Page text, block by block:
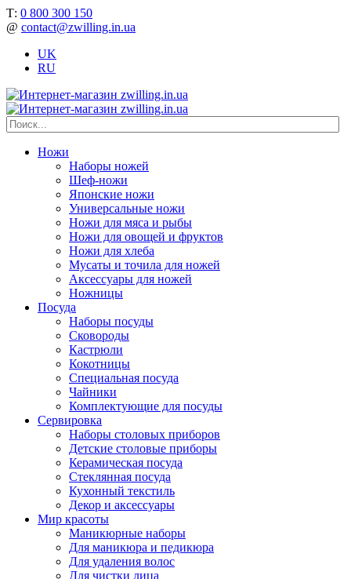
Т: 0 800 300 150
@ contact@zwilling.in.ua
UK
RU
Ножи
Наборы ножей
Шеф-ножи
Японские ножи
Универсальные ножи
Ножи для мяса и рыбы
Ножи для овощей и фруктов
Ножи для хлеба
Мусаты и точила для ножей
Аксессуары для ножей
Ножницы
Посуда
Наборы посуды
Сковороды
Кастрюли
Кокотницы
Специальная посуда
Чайники
Комплектующие для посуды
Сервировка
Наборы столовых приборов
Детские столовые приборы
Керамическая посуда
Стеклянная посуда
Кухонный текстиль
Декор и аксессуары
Мир красоты
Маникюрные наборы
Для маникюра и педикюра
Для удаления волос
Для чистки лица